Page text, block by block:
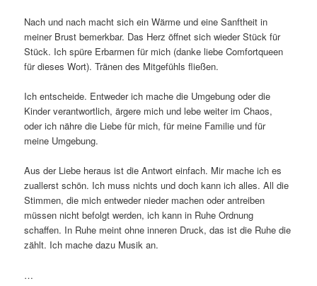
Nach und nach macht sich ein Wärme und eine Sanftheit in
meiner Brust bemerkbar. Das Herz öffnet sich wieder Stück für
Stück. Ich spüre Erbarmen für mich (danke liebe Comfortqueen
für dieses Wort). Tränen des Mitgefühls fließen.
Ich entscheide. Entweder ich mache die Umgebung oder die
Kinder verantwortlich, ärgere mich und lebe weiter im Chaos,
oder ich nähre die Liebe für mich, für meine Familie und für
meine Umgebung.
Aus der Liebe heraus ist die Antwort einfach. Mir mache ich es
zuallerst schön. Ich muss nichts und doch kann ich alles. All die
Stimmen, die mich entweder nieder machen oder antreiben
müssen nicht befolgt werden, ich kann in Ruhe Ordnung
schaffen. In Ruhe meint ohne inneren Druck, das ist die Ruhe die
zählt. Ich mache dazu Musik an.
…